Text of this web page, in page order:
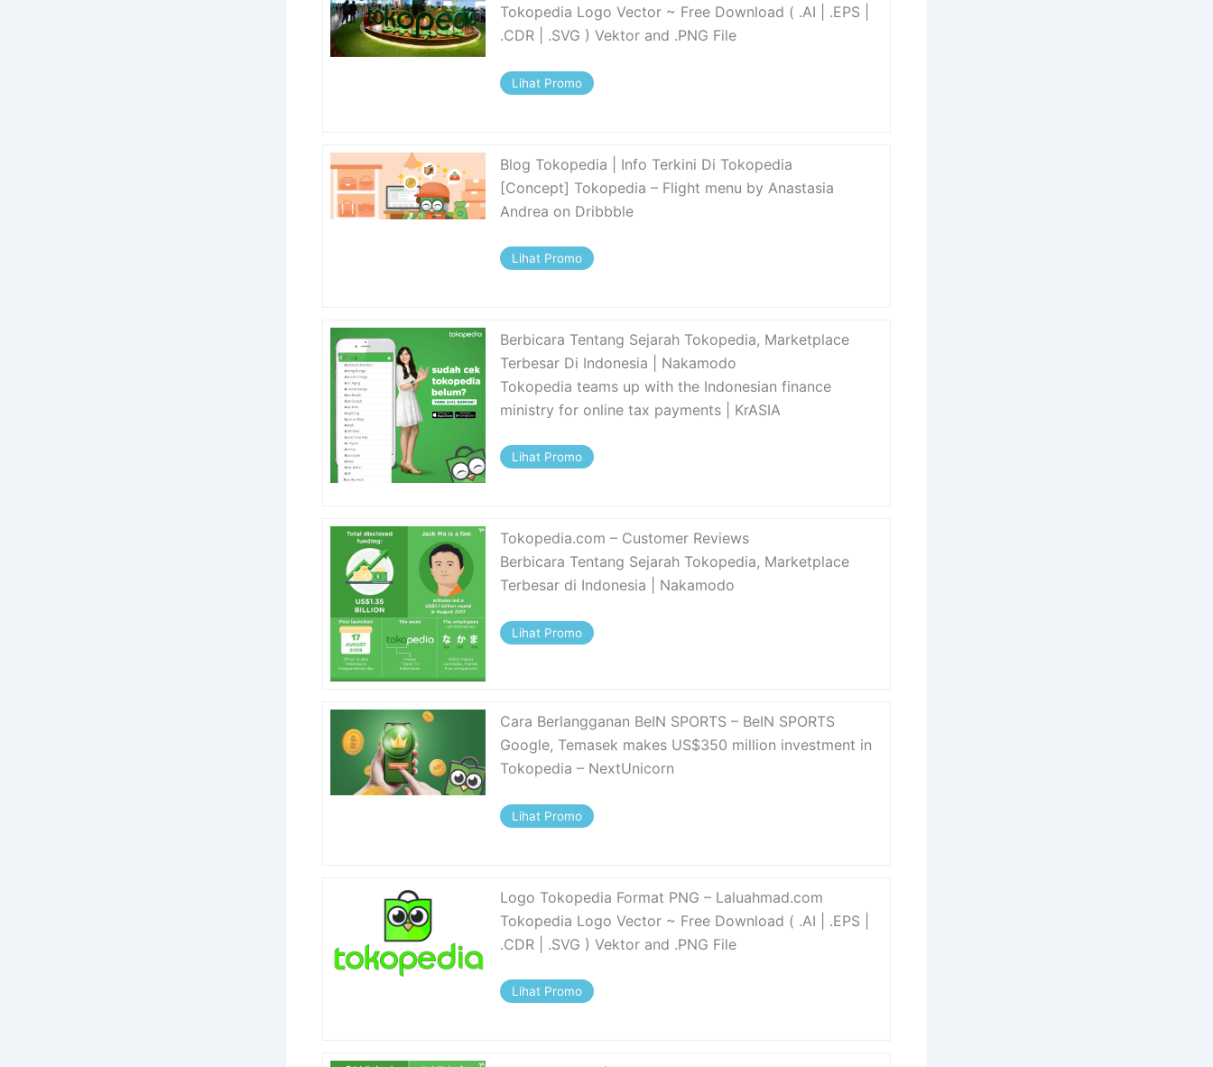
Tokopedia Logo Vector ~ Free Download ( .AI | .EPS |
.CDR | .SVG ) Vektor and .PNG File
Lihat Promo
Blog Tokopedia | Info Terkini Di Tokopedia
[Concept] Tokopedia – Flight menu by Anastasia
Andrea on Dribbble
Lihat Promo
Berbicara Tentang Sejarah Tokopedia, Marketplace
Terbesar Di Indonesia | Nakamodo
Tokopedia teams up with the Indonesian finance
ministry for online tax payments | KrASIA
Lihat Promo
Tokopedia.com – Customer Reviews
Berbicara Tentang Sejarah Tokopedia, Marketplace
Terbesar di Indonesia | Nakamodo
Lihat Promo
Cara Berlangganan BeIN SPORTS – BeIN SPORTS
Google, Temasek makes US$350 million investment in
Tokopedia – NextUnicorn
Lihat Promo
Logo Tokopedia Format PNG – Laluahmad.com
Tokopedia Logo Vector ~ Free Download ( .AI | .EPS |
.CDR | .SVG ) Vektor and .PNG File
Lihat Promo